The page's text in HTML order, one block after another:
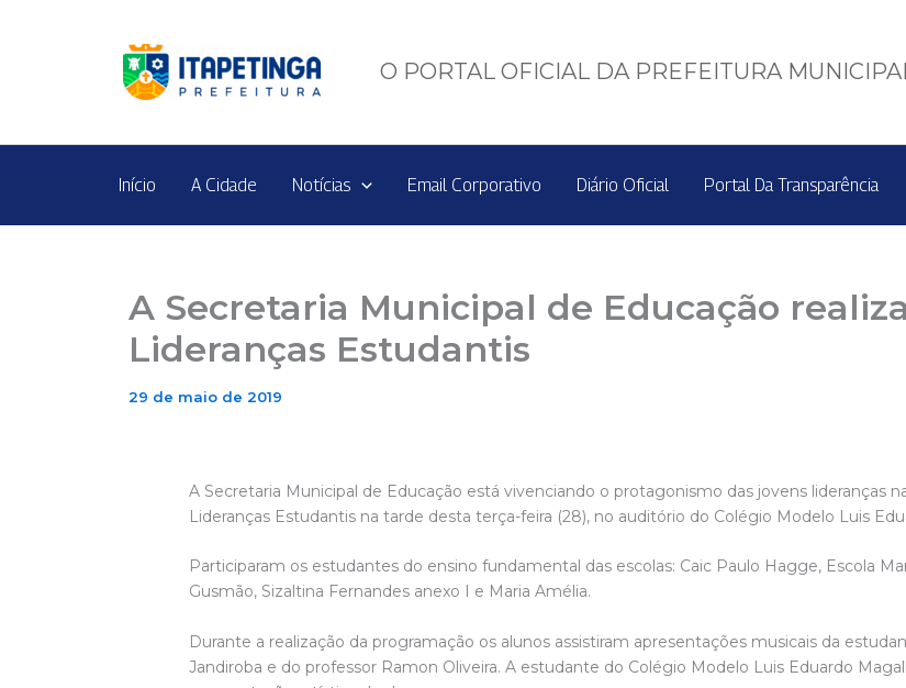
O PORTAL OFICIAL DA PREFEITURA
Início A Cidade Notícias Email Corporativo Diário Oficial Portal Da Transparência
A Secretaria Municipal de Educação
Lideranças Estudantis
29 de maio de 2019
A Secretaria Municipal de Educação está vivenciando o protagonismo das jovens lideranças
Lideranças Estudantis na tarde desta terça-feira (28), no auditório do Colégio Modelo Luis
Participaram os estudantes do ensino fundamental das escolas: Caic Paulo Hagge, Escola
Gusmão, Sizaltina Fernandes anexo I e Maria Amélia.
Durante a realização da programação os alunos assistiram apresentações musicais da
Jandiroba e do professor Ramon Oliveira. A estudante do Colégio Modelo Luis Eduardo